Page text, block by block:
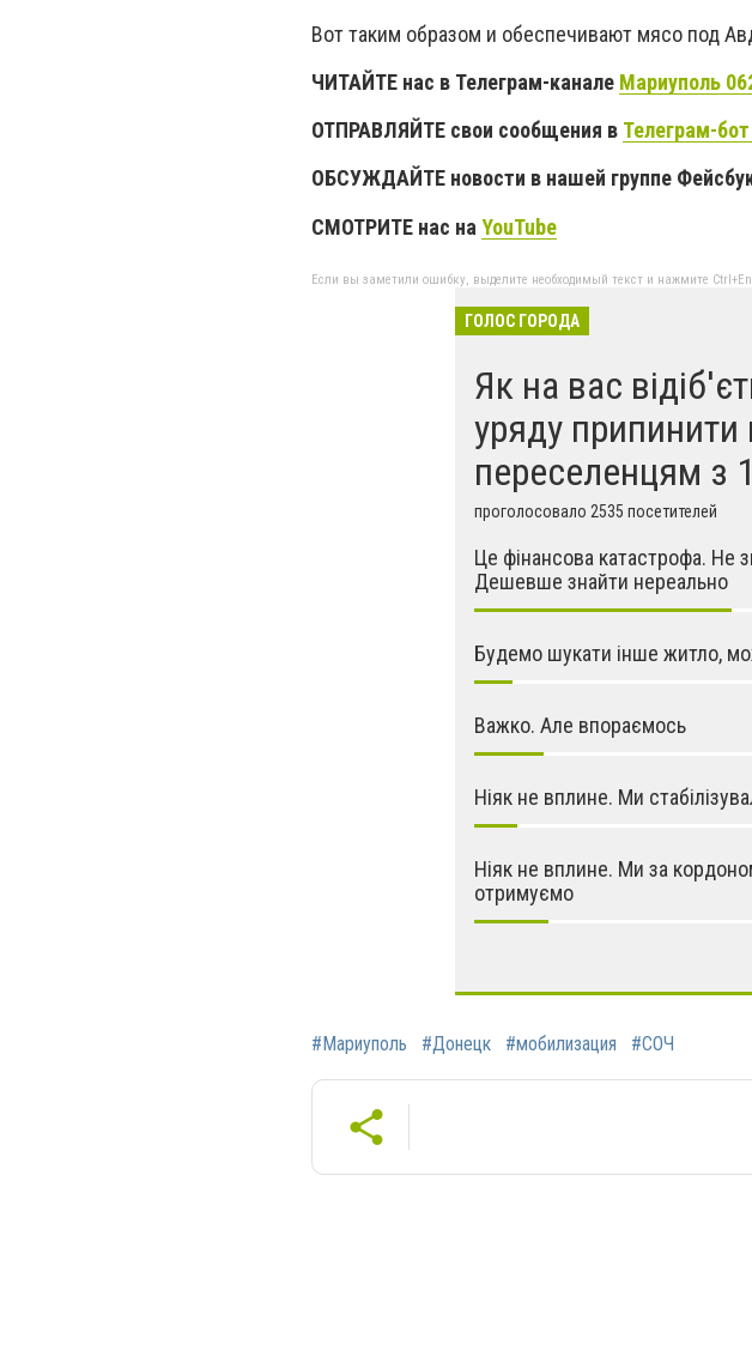
Вот таким образом и обеспечивают мясо под
ЧИТАЙТЕ нас в Телеграм-канале Мариуполь
ОТПРАВЛЯЙТЕ свои сообщения в Телеграм-
ОБСУЖДАЙТЕ новости в нашей группе
СМОТРИТЕ нас на YouTube
Если вы заметили ошибку, выделите необходимый текст и нажмите
ГОЛОС ГОРОДА
Як на вас
уряду припинити
переселенцям з
проголосовало 2535 посетителей
Це фінансова катастрофа. Не
Дешевше знайти нереально
Будемо шукати інше житло,
Важко. Але впораємось
Ніяк не вплине. Ми
Ніяк не вплине. Ми за
отримуємо
#Мариуполь #Донецк #мобилизация #СОЧ